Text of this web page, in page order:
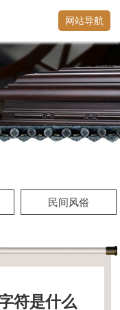
网站导航
民间风俗
符是什么